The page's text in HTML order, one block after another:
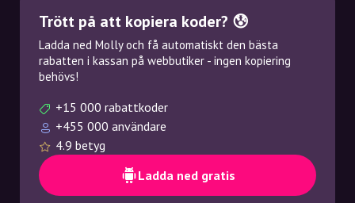
Trött på att kopiera koder? 😰
Ladda ned Molly och få automatiskt den bästa
rabatten i kassan på webbutiker - ingen kopiering
behövs!
+15 000 rabattkoder
+455 000 användare
4.9 betyg
Ladda ned gratis